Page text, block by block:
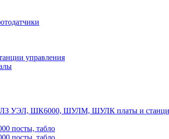
управления
УЭЛ, ШК6000, ШУЛМ, ШУЛК платы и
посты, табло
посты, табло